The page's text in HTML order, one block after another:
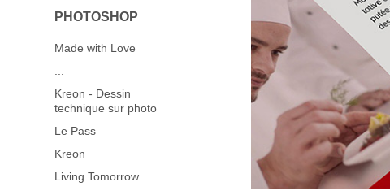
PHOTOSHOP
Made with Love
Kreon - Dessin
technique sur photo
Le Pass
Kreon
Living Tomorrow